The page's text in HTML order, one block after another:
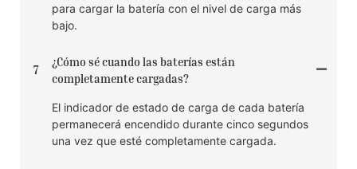
para cargar la batería con el nivel de carga más
bajo.
7
¿Cómo sé cuando las baterías están
completamente cargadas?
El indicador de estado de carga de cada batería
permanecerá encendido durante cinco segundos
una vez que esté completamente cargada.